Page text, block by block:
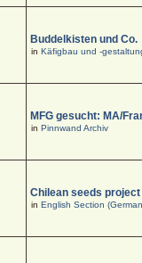
Buddelkisten und Co.
in Käfigbau und -
MFG gesucht: MA/
in Pinnwand Archiv
Chilean seeds project
in English Section